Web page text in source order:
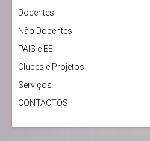
Docentes
Não Docentes
PAIS e EE
Clubes e Projetos
Serviços
CONTACTOS